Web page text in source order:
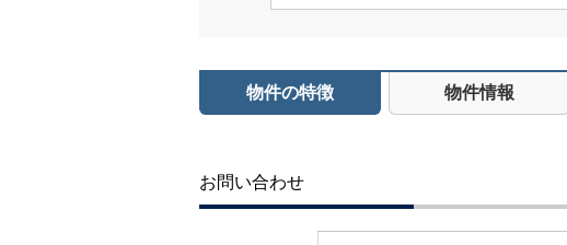
物件の特徴 物件情報
お問い合わせ